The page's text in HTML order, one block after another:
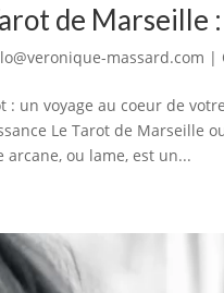
de Marseille
massard.com |
: un voyage au coeur de
Le Tarot de Marseille
arcane, ou lame, est un...